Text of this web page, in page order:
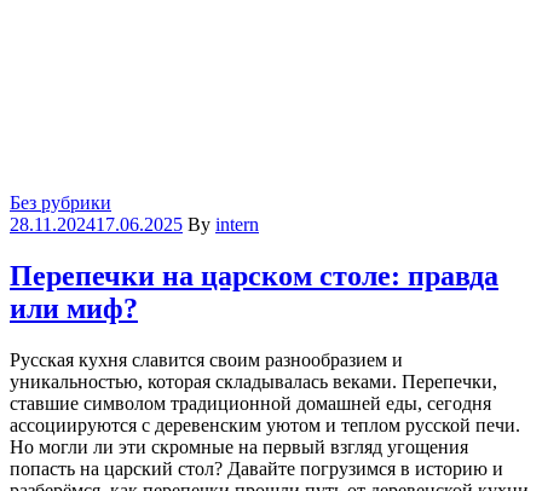
Categories
Без рубрики
28.11.202417.06.2025 By intern
Перепечки на царском столе: правда
или миф?
Русская кухня славится своим разнообразием и
уникальностью, которая складывалась веками. Перепечки,
ставшие символом традиционной домашней еды, сегодня
ассоциируются с деревенским уютом и теплом русской печи.
Но могли ли эти скромные на первый взгляд угощения
попасть на царский стол? Давайте погрузимся в историю и